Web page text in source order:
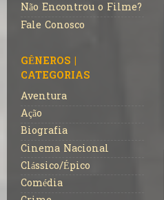
Não Encontrou o Filme?
Fale Conosco
GÊNEROS |
CATEGORIAS
Aventura
Ação
Biografia
Cinema Nacional
Clássico/Épico
Comédia